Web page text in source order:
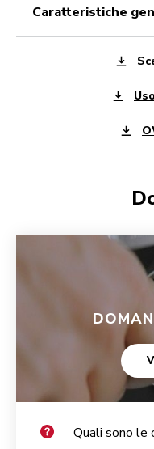
caratteristiche
Quali sono le